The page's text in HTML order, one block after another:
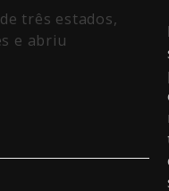
três estados,
e abriu